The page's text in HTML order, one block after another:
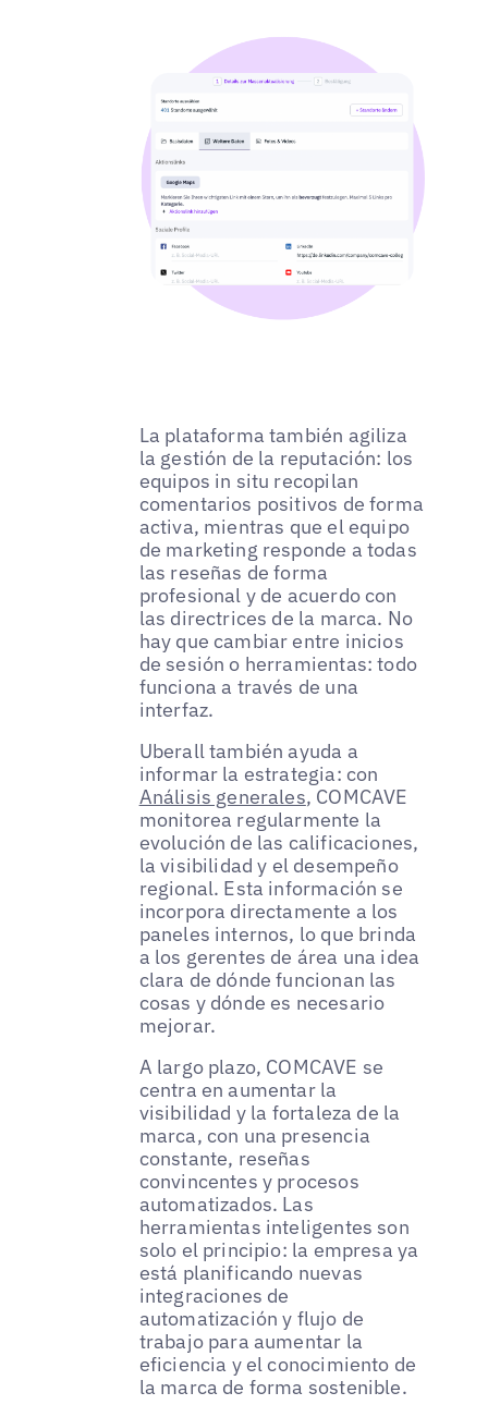
La plataforma también agiliza
la gestión de la reputación: los
equipos in situ recopilan
comentarios positivos de forma
activa, mientras que el equipo
de marketing responde a todas
las reseñas de forma
profesional y de acuerdo con
las directrices de la marca. No
hay que cambiar entre inicios
de sesión o herramientas: todo
funciona a través de una
interfaz.
Uberall también ayuda a
informar la estrategia: con
Análisis generales, COMCAVE
monitorea regularmente la
evolución de las calificaciones,
la visibilidad y el desempeño
regional. Esta información se
incorpora directamente a los
paneles internos, lo que brinda
a los gerentes de área una idea
clara de dónde funcionan las
cosas y dónde es necesario
mejorar.
A largo plazo, COMCAVE se
centra en aumentar la
visibilidad y la fortaleza de la
marca, con una presencia
constante, reseñas
convincentes y procesos
automatizados. Las
herramientas inteligentes son
solo el principio: la empresa ya
está planificando nuevas
integraciones de
automatización y flujo de
trabajo para aumentar la
eficiencia y el conocimiento de
la marca de forma sostenible.